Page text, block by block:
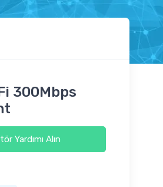
300Mbps
Yardımı Alın